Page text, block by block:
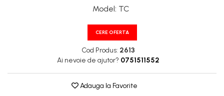
Model: TC
CERE OFERTA
Cod Produs: 2613
Ai nevoie de ajutor? 0751511552
Adauga la Favorite